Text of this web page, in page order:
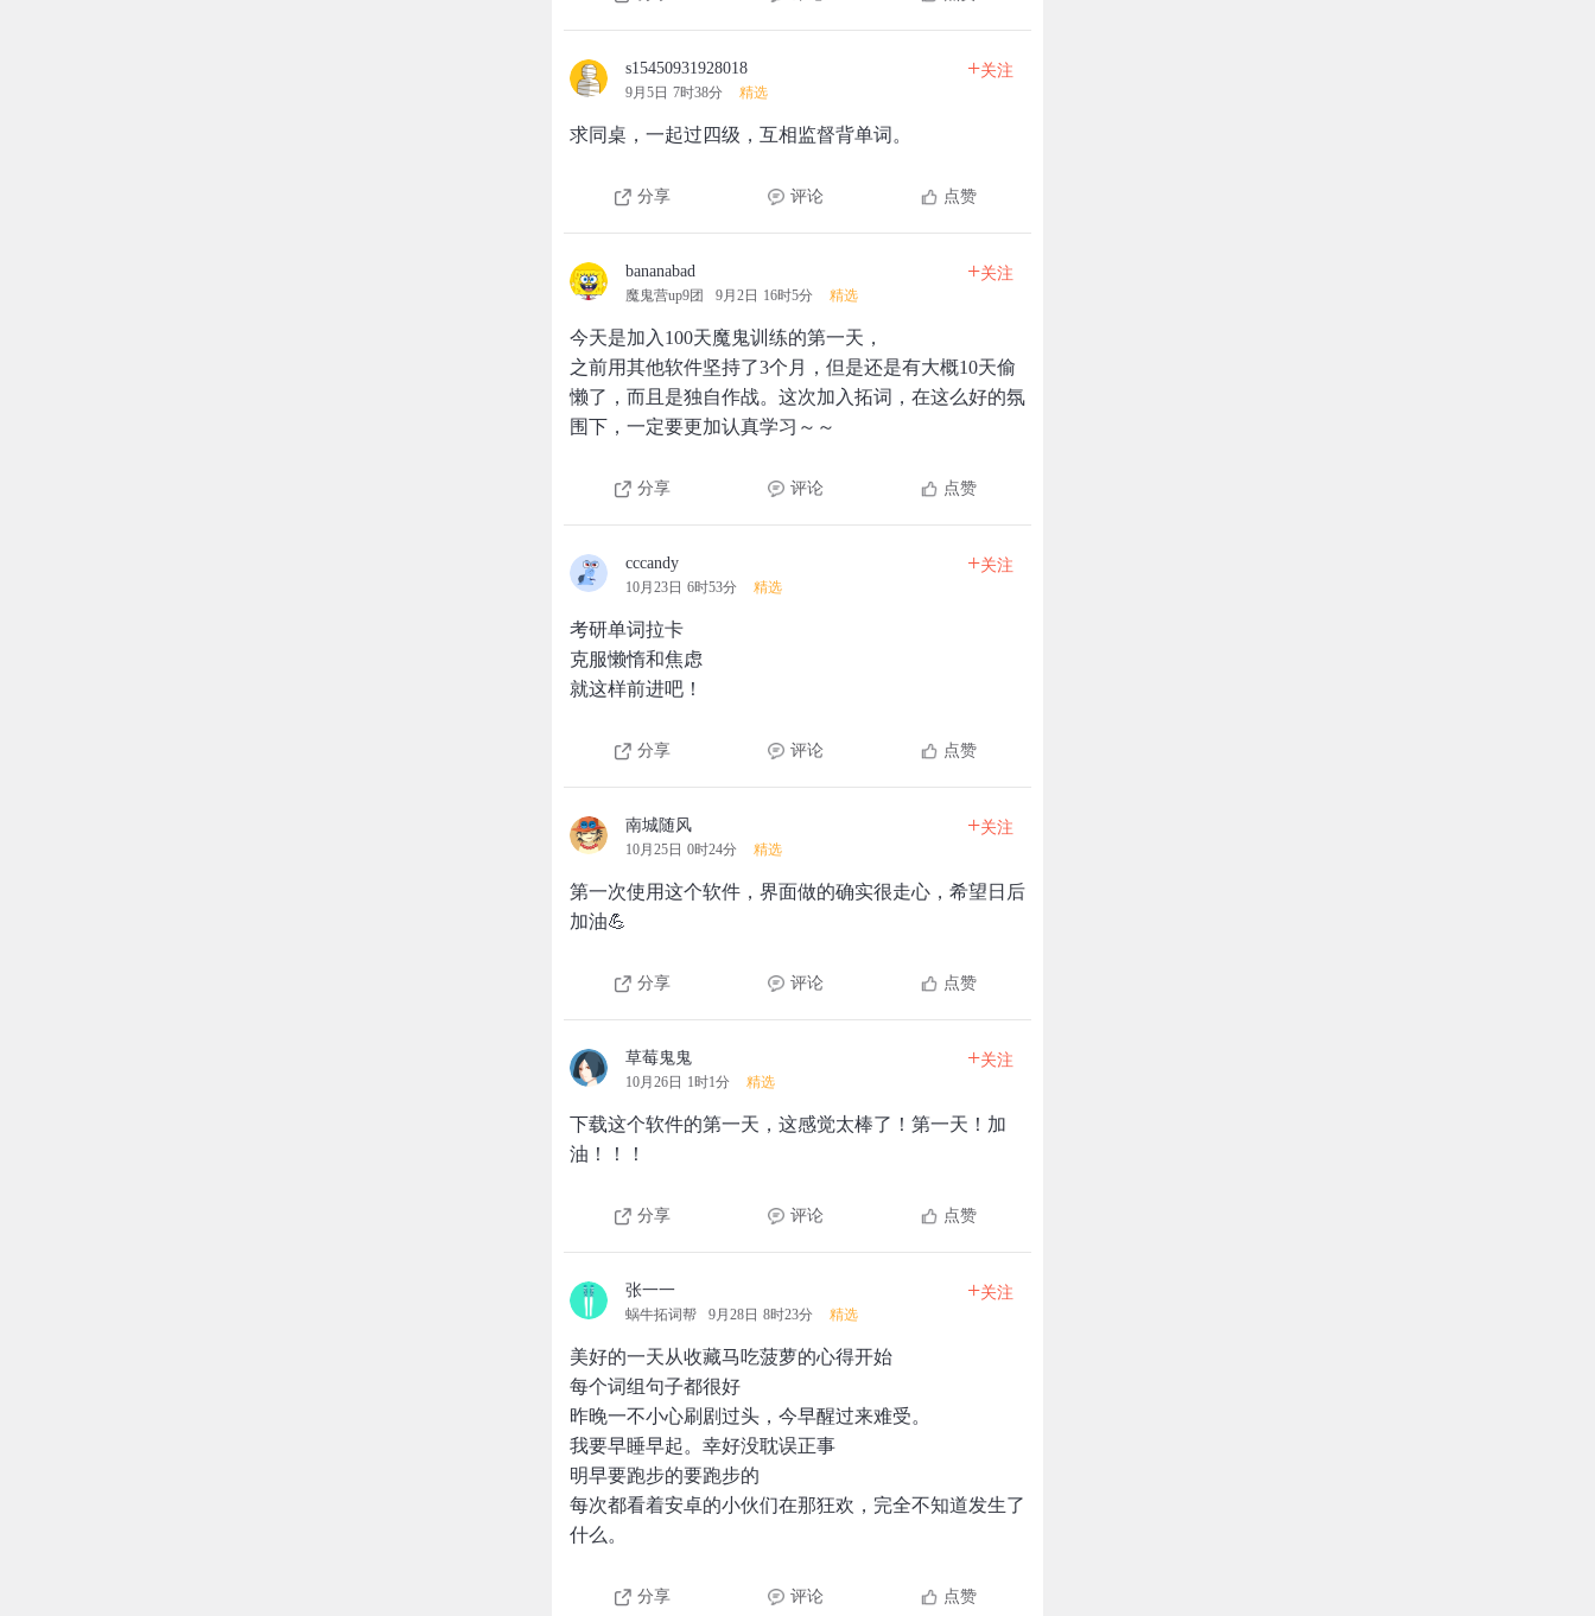
s15450931928018
9月5日 7时38分 精选
+关注
求同桌，一起过四级，互相监督背单词。
分享 评论 点赞
bananabad
魔鬼营up9团 9月2日 16时5分 精选
+关注
今天是加入100天魔鬼训练的第一天，
之前用其他软件坚持了3个月，但是还是有大概10天偷
懒了，而且是独自作战。这次加入拓词，在这么好的氛
围下，一定要更加认真学习～～
分享 评论 点赞
cccandy
10月23日 6时53分 精选
+关注
考研单词拉卡
克服懒惰和焦虑
就这样前进吧！
分享 评论 点赞
南城随风
10月25日 0时24分 精选
+关注
第一次使用这个软件，界面做的确实很走心，希望日后
加油💪
分享 评论 点赞
草莓鬼鬼
10月26日 1时1分 精选
+关注
下载这个软件的第一天，这感觉太棒了！第一天！加
油！！！
分享 评论 点赞
张一一
蜗牛拓词帮 9月28日 8时23分 精选
+关注
美好的一天从收藏马吃菠萝的心得开始
每个词组句子都很好
昨晚一不小心刷剧过头，今早醒过来难受。
我要早睡早起。幸好没耽误正事
明早要跑步的要跑步的
每次都看着安卓的小伙们在那狂欢，完全不知道发生了
什么。
分享 评论 点赞